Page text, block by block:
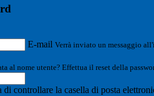
E-mail Verrà inviato un messaggio
al nome utente? Effettua il reset della
controllare la casella di posta